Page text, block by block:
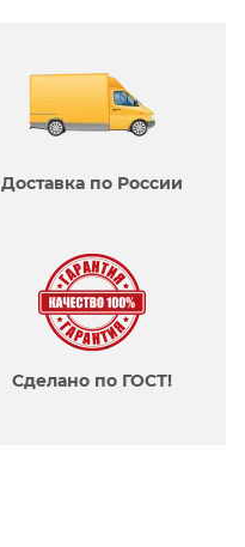
Доставка по России
Сделано по ГОСТ!